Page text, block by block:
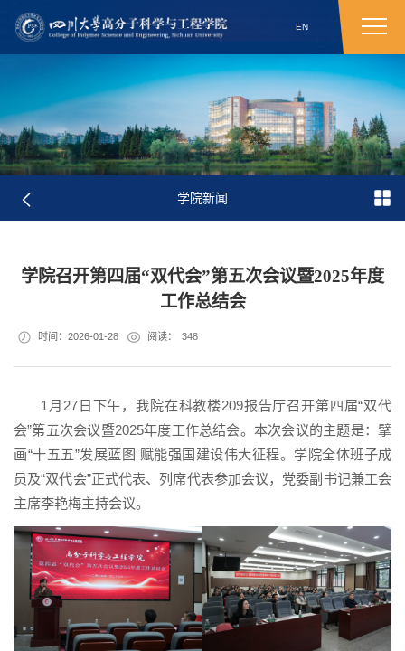
EN
学院新闻
学院召开第四届“双代会”第五次会议暨2025年度
工作总结会
时间：2026-01-28 阅读： 348
1月27日下午，我院在科教楼209报告厅召开第四届“双代
会”第五次会议暨2025年度工作总结会。本次会议的主题是：擘
画“十五五”发展蓝图 赋能强国建设伟大征程。学院全体班子成
员及“双代会”正式代表、列席代表参加会议，党委副书记兼工会
主席李艳梅主持会议。